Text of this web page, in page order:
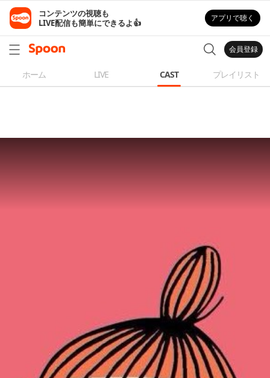
コンテンツの視聴も
LIVE配信も簡単にできるよ👍
アプリで聴く
会員登録
ホーム LIVE CAST プレイリスト